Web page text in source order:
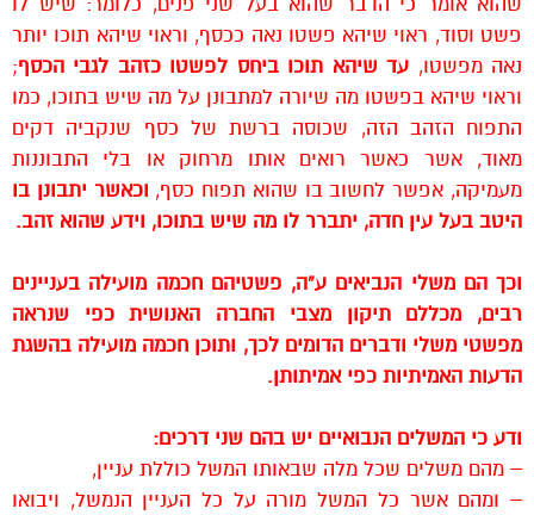
פשט וסוד, ראוי שיהא פשטו נאה ככסף, וראוי שיהא תוכו יותר
נאה מפשטו, עד שיהא תוכו ביחס לפשטו כזהב לגבי הכסף;
וראוי שיהא בפשטו מה שיורה למתבונן על מה שיש בתוכו, כמו
התפוח הזהב הזה, שכוסה ברשת של כסף שנקביה דקים
מאוד, אשר כאשר רואים אותו מרחוק או בלי התבוננות
מעמיקה, אפשר לחשוב בו שהוא תפוח כסף, וכאשר יתבונן בו
היטב בעל עין חדה, יתברר לו מה שיש בתוכו, וידע שהוא זהב.
וכך הם משלי הנביאים ע”ה, פשטיהם חכמה מועילה בעניינים
רבים, מכללם תיקון מצבי החברה האנושית כפי שנראה
מפשטי משלי ודברים הדומים לכך, ותוכן חכמה מועילה בהשגת
הדעות האמיתיות כפי אמיתותן.
ודע כי המשלים הנבואיים יש בהם שני דרכים:
– מהם משלים שכל מלה שבאותו המשל כוללת עניין,
– ומהם אשר כל המשל מורה על כל העניין הנמשל, ויבואו